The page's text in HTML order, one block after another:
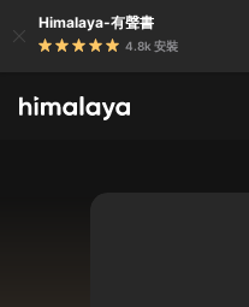
Himalaya-有聲書
4.8k 安裝